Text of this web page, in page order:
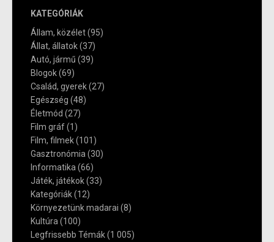
KATEGÓRIÁK
Állam, közélet(95)
Állat, állatok(37)
Autó, jármű (39)
Blogok(69)
Család, gyerek(27)
Egészség (48)
Életmód (27)
Film gráf(1)
Film, filmek(101)
Gasztronómia (30)
Informatika (66)
Játék, játékok(33)
Kategóriák(12)
Környezetünk madarai (8)
Kultúra (100)
Legfrissebb Témák(1 005)